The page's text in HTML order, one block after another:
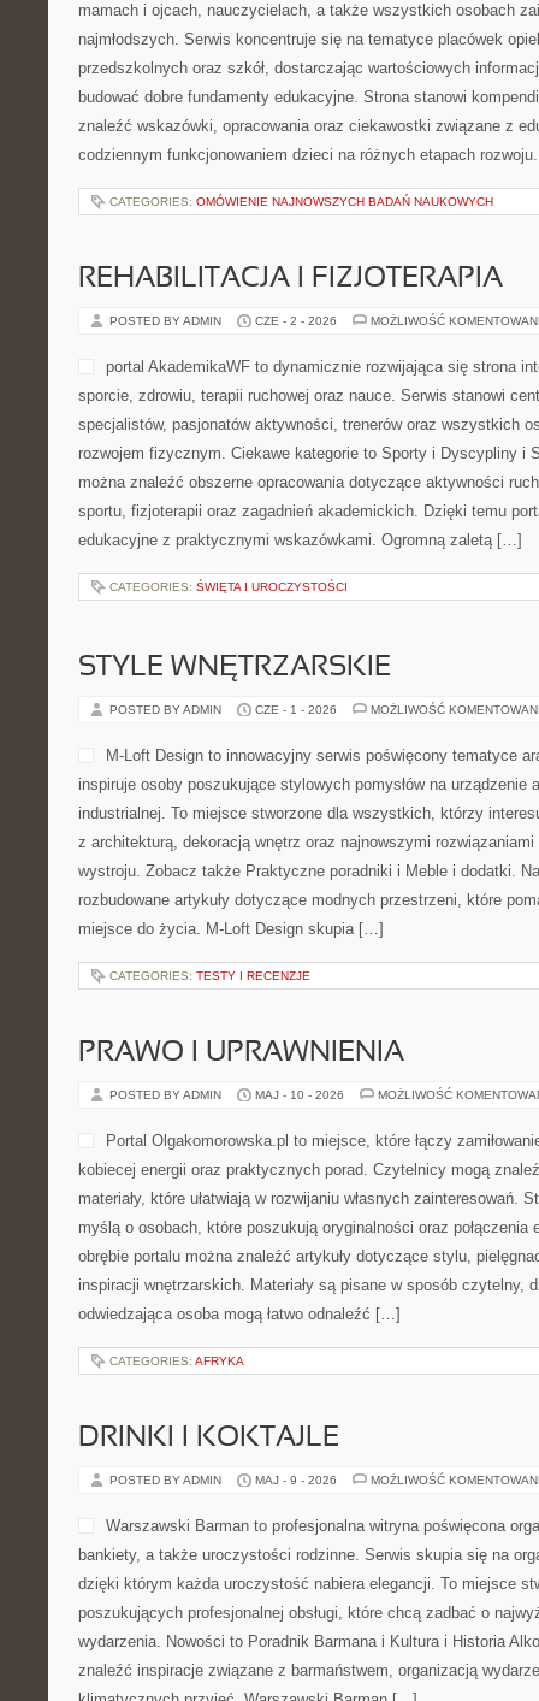
mamach i ojcach, nauczycielach, a także wszystkich osobach
najmłodszych. Serwis koncentruje się na tematyce placówek
przedszkolnych oraz szkół, dostarczając wartościowych
budować dobre fundamenty edukacyjne. Strona stanowi
znaleźć wskazówki, opracowania oraz ciekawostki związane z
codziennym funkcjonowaniem dzieci na różnych etapach
CATEGORIES: OMÓWIENIE NAJNOWSZYCH BADAŃ NAUKOWYCH
REHABILITACJA I FIZJOTERAPIA
POSTED BY ADMIN CZE - 2 - 2026 MOŻLIWOŚĆ
portal AkademikaWF to dynamicznie rozwijająca się strona
sporcie, zdrowiu, terapii ruchowej oraz nauce. Serwis stanowi
specjalistów, pasjonatów aktywności, trenerów oraz wszystkich
rozwojem fizycznym. Ciekawe kategorie to Sporty i Dyscypliny i
można znaleźć obszerne opracowania dotyczące aktywności
sportu, fizjoterapii oraz zagadnień akademickich. Dzięki temu
edukacyjne z praktycznymi wskazówkami. Ogromną zaletą […]
CATEGORIES: ŚWIĘTA I UROCZYSTOŚCI
STYLE WNĘTRZARSKIE
POSTED BY ADMIN CZE - 1 - 2026 MOŻLIWOŚĆ
M-Loft Design to innowacyjny serwis poświęcony tematyce
inspiruje osoby poszukujące stylowych pomysłów na urządzenie
industrialnej. To miejsce stworzone dla wszystkich, którzy
z architekturą, dekoracją wnętrz oraz najnowszymi
wystroju. Zobacz także Praktyczne poradniki i Meble i dodatki.
rozbudowane artykuły dotyczące modnych przestrzeni, które
miejsce do życia. M-Loft Design skupia […]
CATEGORIES: TESTY I RECENZJE
PRAWO I UPRAWNIENIA
POSTED BY ADMIN MAJ - 10 - 2026 MOŻLIWOŚĆ
Portal Olgakomorowska.pl to miejsce, które łączy
kobiecej energii oraz praktycznych porad. Czytelnicy mogą
materiały, które ułatwiają w rozwijaniu własnych zainteresowań.
myślą o osobach, które poszukują oryginalności oraz
obrębie portalu można znaleźć artykuły dotyczące stylu,
inspiracji wnętrzarskich. Materiały są pisane w sposób czytelny,
odwiedzająca osoba mogą łatwo odnaleźć […]
CATEGORIES: AFRYKA
DRINKI I KOKTAJLE
POSTED BY ADMIN MAJ - 9 - 2026 MOŻLIWOŚĆ
Warszawski Barman to profesjonalna witryna poświęcona
bankiety, a także uroczystości rodzinne. Serwis skupia się na
dzięki którym każda uroczystość nabiera elegancji. To miejsce
poszukujących profesjonalnej obsługi, które chcą zadbać o
wydarzenia. Nowości to Poradnik Barmana i Kultura i Historia
znaleźć inspiracje związane z barmaństwem, organizacją